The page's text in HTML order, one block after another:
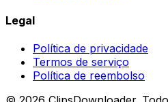
Legal
Política de privacidade
Termos de serviço
Política de reembolso